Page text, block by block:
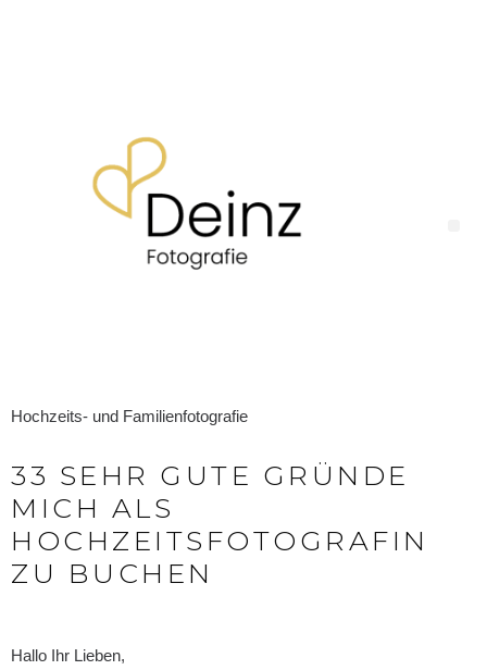
Hochzeits- und Familienfotografie
33 SEHR GUTE GRÜNDE
MICH ALS
HOCHZEITSFOTOGRAFIN
ZU BUCHEN
Hallo Ihr Lieben,